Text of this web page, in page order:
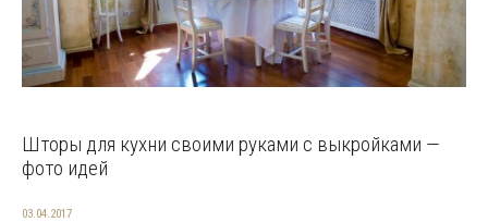
Шторы для кухни своими руками с выкройками —
фото идей
03.04.2017